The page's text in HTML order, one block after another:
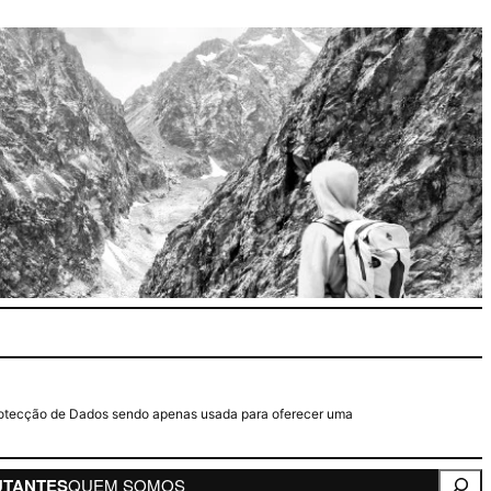
de Dados sendo apenas usada para oferecer uma
QUEM SOMOS